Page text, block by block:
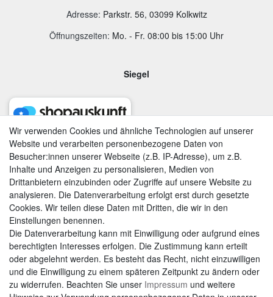
Adresse: Parkstr. 56, 03099 Kolkwitz
Öffnungszeiten: Mo. - Fr. 08:00 bis 15:00 Uhr
Siegel
AGB|Widerrufsrecht|Datenschutzerklärung|Impressum
Wir verwenden Cookies und ähnliche Technologien auf unserer
Website und verarbeiten personenbezogene Daten von
Besucher:innen unserer Webseite (z.B. IP-Adresse), um z.B.
Inhalte und Anzeigen zu personalisieren, Medien von
Drittanbietern einzubinden oder Zugriffe auf unsere Website zu
analysieren. Die Datenverarbeitung erfolgt erst durch gesetzte
Cookies. Wir teilen diese Daten mit Dritten, die wir in den
Einstellungen benennen.
Die Datenverarbeitung kann mit Einwilligung oder aufgrund eines
berechtigten Interesses erfolgen. Die Zustimmung kann erteilt
oder abgelehnt werden. Es besteht das Recht, nicht einzuwilligen
und die Einwilligung zu einem späteren Zeitpunkt zu ändern oder
zu widerrufen. Beachten Sie unser Impressum und weitere